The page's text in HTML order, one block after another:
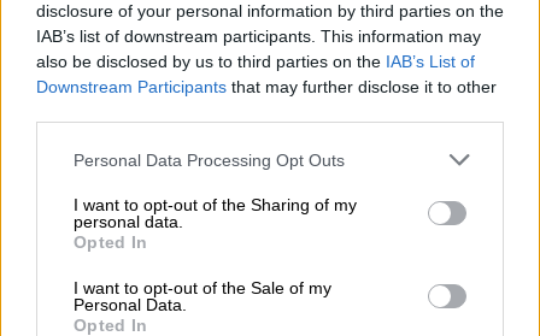
disclosure of your personal information by third parties on the
IAB’s list of downstream participants. This information may
also be disclosed by us to third parties on the IAB’s List of
Downstream Participants that may further disclose it to other
Please note that this website/app uses one or more Google
not limited to your visit or usage behaviour. You may click to
grant or deny consent to Google and its third-party tags to
use your data for below specified purposes in below Google
consent section.
Personal Data Processing Opt Outs
I want to opt-out of the Sharing of my
personal data.
Opted In
I want to opt-out of the Sale of my
Personal Data.
Opted In
Στην επιστολή που κοινοποιήθηκε σήμερα
στα κράτη μέλη του IMO και περιήλθε εις
γνώση των Financial Times, το υπουργείο
μέτρα για να μην επιτρέψει στους
επιτεθέμενους και στους υποστηρικτές
τους να εκμεταλλευτούν το
επιχειρήσεις εναντίον του Ιράν».